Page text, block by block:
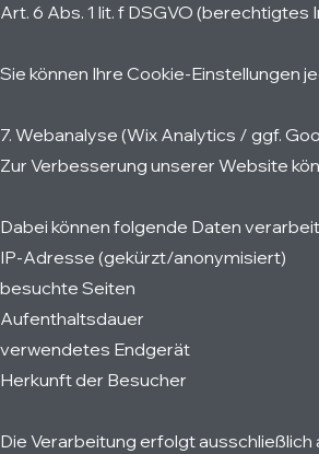
Art. 6 Abs. 1 lit. f DSGVO (berechtigtes
Sie können Ihre Cookie-Einstellungen
7. Webanalyse (Wix Analytics / ggf.
Zur Verbesserung unserer Website
Dabei können folgende Daten
IP-Adresse (gekürzt/anonymisiert)
besuchte Seiten
Aufenthaltsdauer
verwendetes Endgerät
Herkunft der Besucher
Die Verarbeitung erfolgt ausschließlich